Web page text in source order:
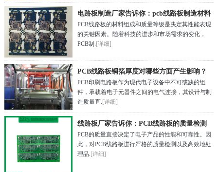
电路板制造厂家告诉你：pcb线路板制造材料
包括哪些？
PCB线路板的材料组成和质量等级是决定其性能表现
的关键因素。随着科技的进步和市场需求的变化，
PCB制. [详细]
PCB线路板铜箔厚度对哪些方面产生影响？
PCB印刷电路板作为现代电子设备中不可或缺的组
件，承载着电子元器件之间的电气连接，其设计与制
造质量直. [详细]
线路板厂家告诉你：PCB线路板的质量检测
过程
PCB的质量直接决定了电子产品的性能和可靠性。因
此，对PCB线路板进行严格的质量检测以及高效地处
理品. [详细]